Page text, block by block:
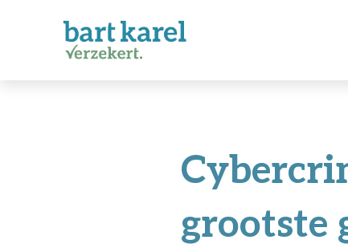
grootste